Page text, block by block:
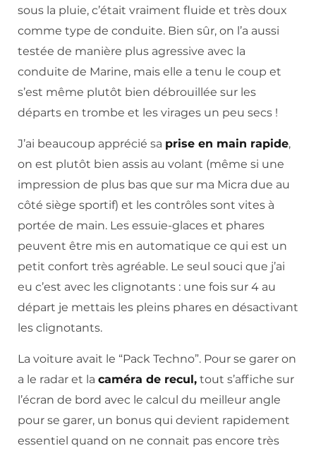
sous la pluie, c’était vraiment fluide et très doux
comme type de conduite. Bien sûr, on l’a aussi
testée de manière plus agressive avec la
conduite de Marine, mais elle a tenu le coup et
s’est même plutôt bien débrouillée sur les
départs en trombe et les virages un peu secs !
J’ai beaucoup apprécié sa prise en main rapide,
on est plutôt bien assis au volant (même si une
impression de plus bas que sur ma Micra due au
côté siège sportif) et les contrôles sont vites à
portée de main. Les essuie-glaces et phares
peuvent être mis en automatique ce qui est un
petit confort très agréable. Le seul souci que j’ai
eu c’est avec les clignotants : une fois sur 4 au
départ je mettais les pleins phares en désactivant
les clignotants.
La voiture avait le “Pack Techno”. Pour se garer on
a le radar et la caméra de recul, tout s’affiche sur
l’écran de bord avec le calcul du meilleur angle
pour se garer, un bonus qui devient rapidement
essentiel quand on ne connait pas encore très